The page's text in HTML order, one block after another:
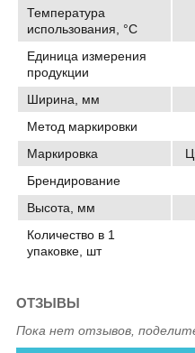
Температура
использования, °C
Единица измерения
продукции
Ширина, мм
Метод маркировки
Маркировка
Брендирование
Высота, мм
Количество в 1
упаковке, шт
ОТЗЫВЫ
Пока нет отзывов,